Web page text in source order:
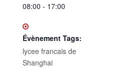
08:00 - 17:00
Évènement Tags:
lycee francais de
Shanghai